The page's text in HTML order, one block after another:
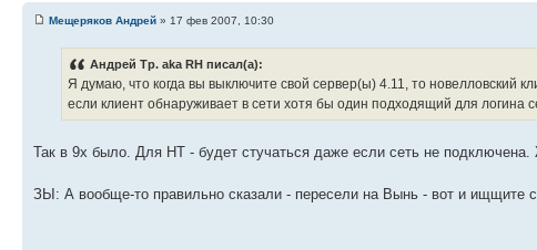
Мещеряков Андрей » 17 фев 2007, 10:30
Андрей Тр. aka RH писал(а):
Я думаю, что когда вы выключите свой сервер(ы) 4.11, то новелловский
если клиент обнаруживает в сети хотя бы один подходящий для логина
Так в 9х было. Для НТ - будет стучаться даже если сеть не
ЗЫ: А вообще-то правильно сказали - пересели на Вынь - вот и ищщите